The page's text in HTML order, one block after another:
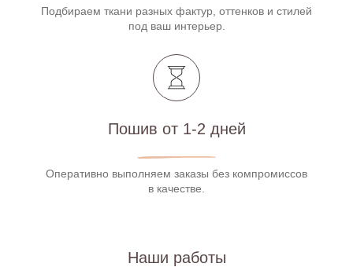
Подбираем ткани разных фактур, оттенков и стилей
под ваш интерьер.
Пошив от 1-2 дней
Оперативно выполняем заказы без компромиссов
в качестве.
Наши работы